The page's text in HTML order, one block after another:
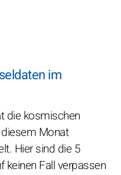
im
die kosmischen
Monat
Hier sind die 5
keinen Fall verpassen